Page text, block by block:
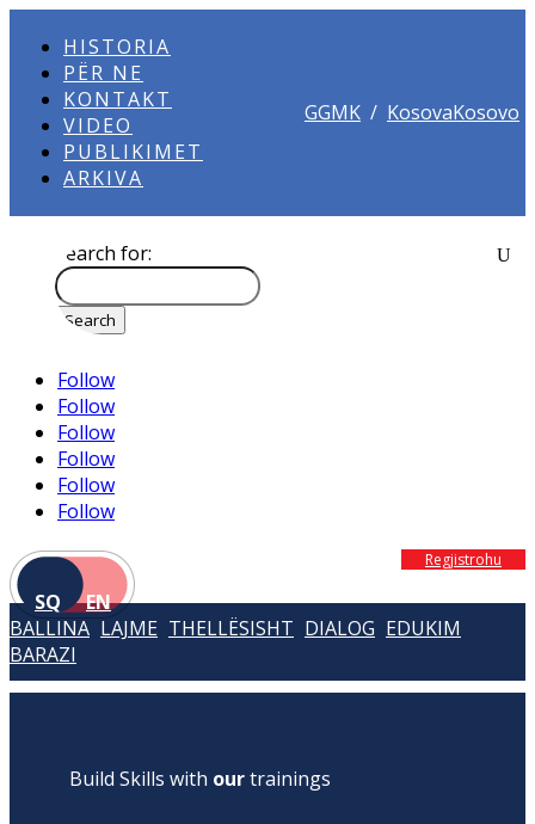
HISTORIA
PËR NE
KONTAKT
VIDEO
PUBLIKIMET
ARKIVA
GGMK / KosovaKosovo
Search for:
Follow
Follow
Follow
Follow
Follow
Follow
SQ EN
Regjistrohu
BALLINA LAJME THELLËSISHT DIALOG EDUKIM
BARAZI
Build Skills with ourtrainings